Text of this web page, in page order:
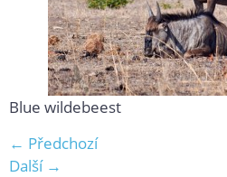
Blue wildebeest
← Předchozí
Další →